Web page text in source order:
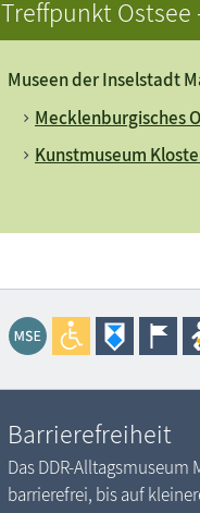
Treffpunkt Ostsee
Museen der Inselstadt
Mecklenburgisches
Kunstmuseum
Barrierefreiheit
Das DDR-
barrierefrei, bis auf